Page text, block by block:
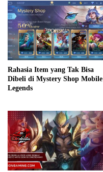
Rahasia Item yang Tak Bisa
Dibeli di Mystery Shop Mobile
Legends